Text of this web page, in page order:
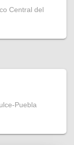
Central del
Puebla